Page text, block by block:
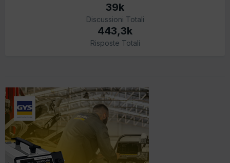
39k
Discussioni Totali
443,3k
Risposte Totali